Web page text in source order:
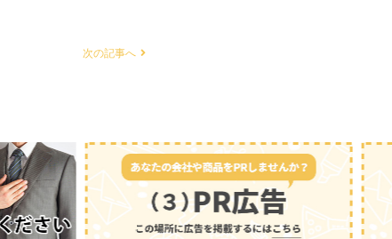
次の記事へ